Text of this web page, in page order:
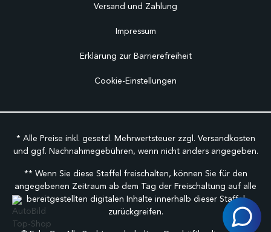
Versand und Zahlung
Impressum
Erklärung zur Barrierefreiheit
Cookie-Einstellungen
* Alle Preise inkl. gesetzl. Mehrwertsteuer zzgl. Versandkosten
und ggf. Nachnahmegebühren, wenn nicht anders angegeben.
** Wenn Sie diese Staffel freischalten, können Sie für den
angegebenen Zeitraum ab dem Tag der Freischaltung auf alle
bereitgestellten digitalen Inhalte innerhalb dieser Staffel
zurückgreifen.